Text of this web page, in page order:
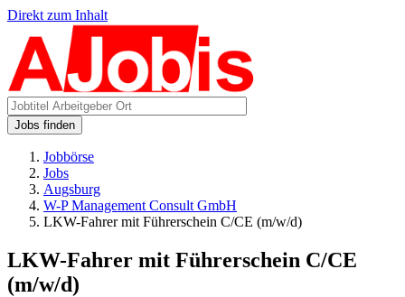
Direkt zum Inhalt
Jobs finden
Jobbörse
Jobs
Augsburg
W-P Management Consult GmbH
LKW-Fahrer mit Führerschein C/CE (m/w/d)
LKW-Fahrer mit Führerschein C/CE
(m/w/d)